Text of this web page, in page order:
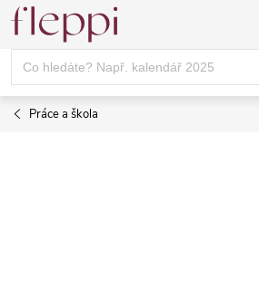
Přejít
obsah
Práce a škola